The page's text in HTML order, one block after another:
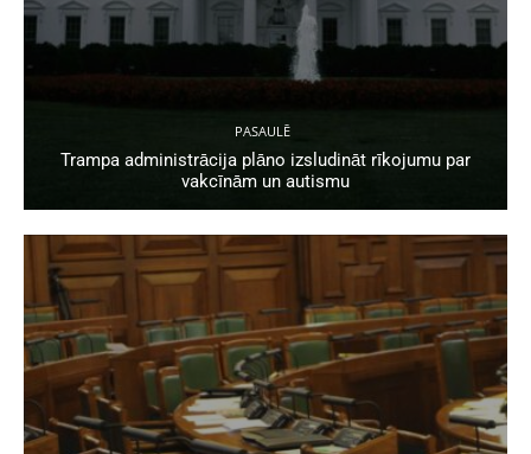
PASAULĒ
Trampa administrācija plāno izsludināt rīkojumu par
vakcīnām un autismu